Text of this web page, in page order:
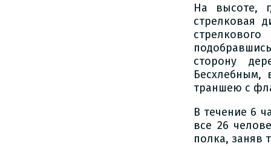
На высоте,
стрелковая
сторону
Бесхлебным,
траншею с
В течение 6
все 26
полка, заняв